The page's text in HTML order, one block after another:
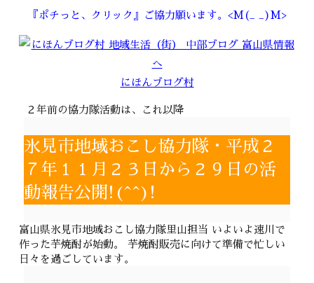
『ポチっと、クリック』ご協力願います。<M(_ _)M>
にほんブログ村
２年前の協力隊活動は、これ以降
氷見市地域おこし協力隊・平成２
７年１１月２３日から２９日の活
動報告公開!(^^)!
富山県氷見市地域おこし協力隊里山担当 いよいよ速川で
作った芋焼酎が始動。 芋焼酎販売に向けて準備で忙しい
日々を過ごしています。